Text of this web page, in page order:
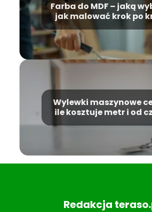
Farba do MDF – jaką
jak malować krok po
Wylewki maszynowe
ile kosztuje metr i od
Redakcja